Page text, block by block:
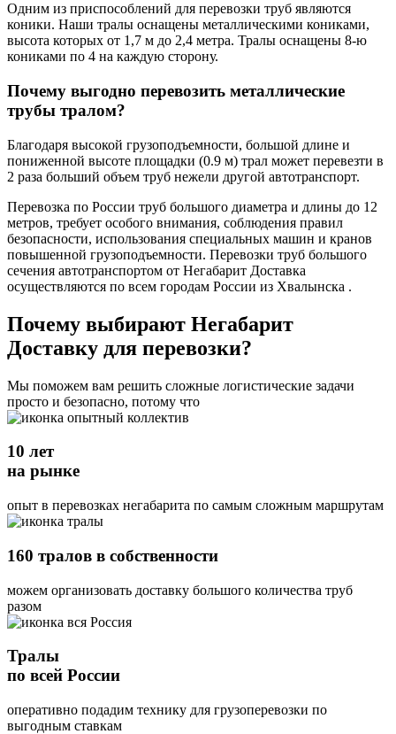
Одним из приспособлений для перевозки труб являются
коники. Наши тралы оснащены металлическими кониками,
высота которых от 1,7 м до 2,4 метра. Тралы оснащены 8-ю
кониками по 4 на каждую сторону.
Почему выгодно перевозить металлические
трубы тралом?
Благодаря высокой грузоподъемности, большой длине и
пониженной высоте площадки (0.9 м) трал может перевезти в
2 раза больший объем труб нежели другой автотранспорт.
Перевозка по России труб большого диаметра и длины до 12
метров, требует особого внимания, соблюдения правил
безопасности, использования специальных машин и кранов
повышенной грузоподъемности. Перевозки труб большого
сечения автотранспортом от Негабарит Доставка
осуществляются по всем городам России из Хвалынска .
Почему выбирают Негабарит
Доставку для перевозки?
Мы поможем вам решить сложные логистические задачи
просто и безопасно, потому что
10 лет
на рынке
опыт в перевозках негабарита по самым сложным маршрутам
160 тралов в собственности
можем организовать доставку большого количества труб
разом
Тралы
по всей России
оперативно подадим технику для грузоперевозки по
выгодным ставкам